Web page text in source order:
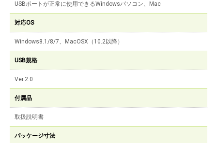
USBポートが正常に使用できるWindowsパソコン、Mac
対応OS
Windows8.1/8/7、MacOSX（10.2以降）
USB規格
Ver.2.0
付属品
取扱説明書
パッケージ寸法